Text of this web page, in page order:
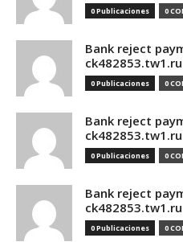
0 Publicaciones 0
Bank reject
ck482853.tw1.ru
0 Publicaciones 0
Bank reject
ck482853.tw1.ru
0 Publicaciones 0
Bank reject
ck482853.tw1.ru
0 Publicaciones 0